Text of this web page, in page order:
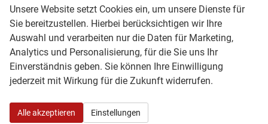
gutem Preis-Leistungs-Verhältnis suchen.
Hamburgcars prüft Ausstattung, Motorisierung,
Lieferzeit, Garantiebedingungen und
Fahrzeugdetails transparent vor dem Kauf.
Für Familien:Dacia Bigster Hybrid, Bigster
Für Pendler:Dacia Bigster TCe, Bigster
Unsere Website setzt Cookies ein, um unsere Dienste für
Sie bereitzustellen. Hierbei berücksichtigen wir Ihre
Auswahl und verarbeiten nur die Daten für Marketing,
Analytics und Personalisierung, für die Sie uns Ihr
Einverständnis geben. Sie können Ihre Einwilligung
jederzeit mit Wirkung für die Zukunft widerrufen.
Alle akzeptieren Einstellungen